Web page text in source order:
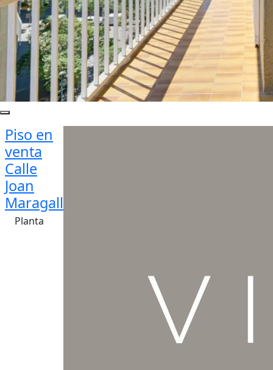
Piso en
venta
Calle
Joan
Maragall
Planta